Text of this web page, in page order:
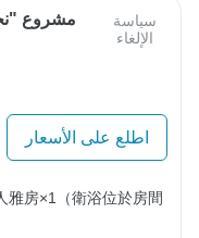
سياسة
الإلغاء
اطلع على الأسعار
雅房×1（衛浴位於房間